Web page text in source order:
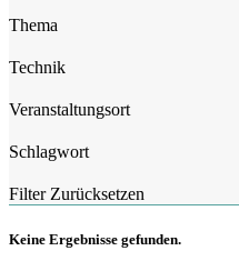
Thema
Technik
Veranstaltungsort
Schlagwort
Filter Zurücksetzen
Keine Ergebnisse gefunden.